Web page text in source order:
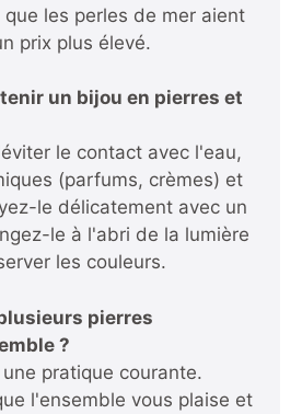
les perles de mer aient
prix plus élevé.
un bijou en pierres et
le contact avec l'eau,
(parfums, crèmes) et
le délicatement avec un
le à l'abri de la lumière
les couleurs.
pierres
?
pratique courante.
l'ensemble vous plaise et